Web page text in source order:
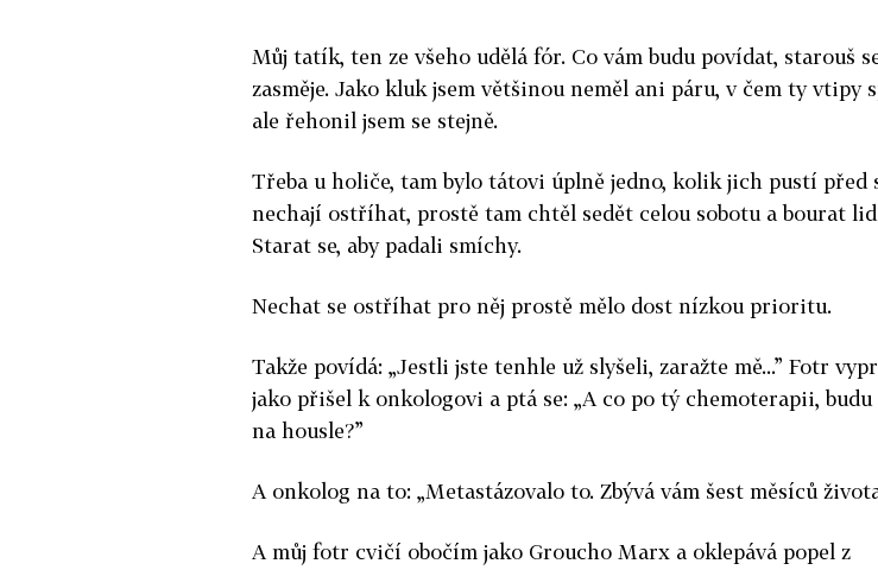
Můj tatík, ten ze všeho udělá fór. Co vám budu povídat, starouš
zasměje. Jako kluk jsem většinou neměl ani páru, v čem ty vtipy
ale řehonil jsem se stejně.
Třeba u holiče, tam bylo tátovi úplně jedno, kolik jich pustí před
nechají ostříhat, prostě tam chtěl sedět celou sobotu a bourat
Starat se, aby padali smíchy.
Nechat se ostříhat pro něj prostě mělo dost nízkou prioritu.
Takže povídá: „Jestli jste tenhle už slyšeli, zaražte mě...” Fotr
jako přišel k onkologovi a ptá se: „A co po tý chemoterapii,
na housle?”
A onkolog na to: „Metastázovalo to. Zbývá vám šest měsíců
A můj fotr cvičí obočím jako Groucho Marx a oklepává popel z